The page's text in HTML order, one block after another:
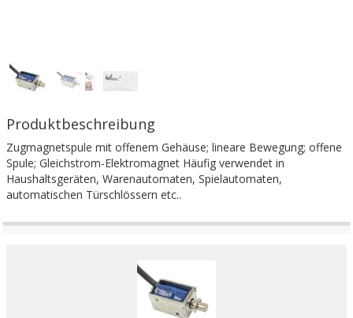
Produktbeschreibung
Zugmagnetspule mit offenem Gehäuse; lineare Bewegung; offene
Spule; Gleichstrom-Elektromagnet Häufig verwendet in
Haushaltsgeräten, Warenautomaten, Spielautomaten,
automatischen Türschlössern etc..